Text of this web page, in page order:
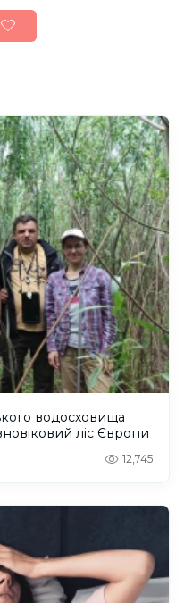
водосховища
ліс Європи
12,745